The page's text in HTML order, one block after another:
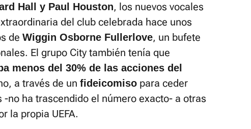
Hall y Paul Houston, los nuevos vocales
del club celebrada hace unos
de Wiggin Osborne Fullerlove, un bufete
El grupo City también tenía que
menos del 30% de las acciones del
a través de un fideicomiso para ceder
-no ha trascendido el número exacto- a otras
la propia UEFA.